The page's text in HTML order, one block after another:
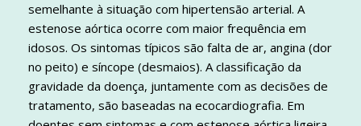
semelhante à situação com hipertensão arterial. A
estenose aórtica ocorre com maior frequência em
idosos. Os sintomas típicos são falta de ar, angina (dor
no peito) e síncope (desmaios). A classificação da
gravidade da doença, juntamente com as decisões de
tratamento, são baseadas na ecocardiografia. Em